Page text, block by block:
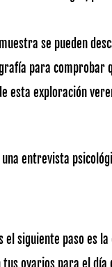
se pueden
para comprobar
esta exploración
entrevista
el siguiente paso es
ovarios para el